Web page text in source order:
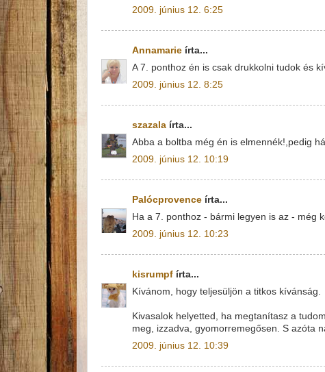
2009. június 12. 6:25
Annamarie írta...
A 7. ponthoz én is csak drukkolni tudok és
2009. június 12. 8:25
szazala írta...
Abba a boltba még én is elmennék!,pedig
2009. június 12. 10:19
Palócprovence írta...
Ha a 7. ponthoz - bármi legyen is az - még
2009. június 12. 10:23
kisrumpf írta...
Kívánom, hogy teljesüljön a titkos kívánság.
Kivasalok helyetted, ha megtanítasz a
meg, izzadva, gyomorremegősen. S azóta
2009. június 12. 10:39